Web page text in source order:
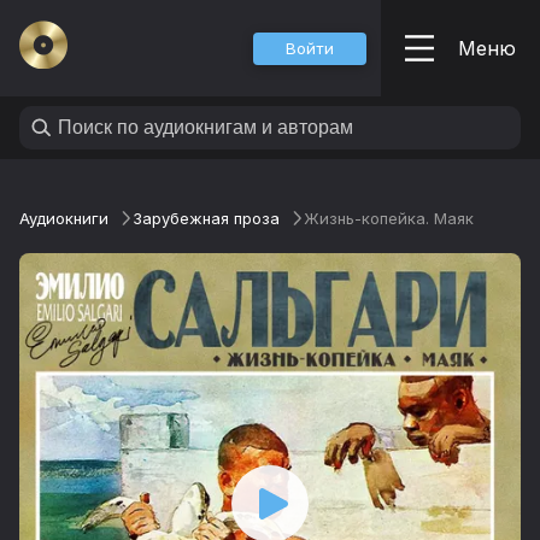
Войти Меню
Аудиокниги Зарубежная проза Жизнь-копейка. Маяк